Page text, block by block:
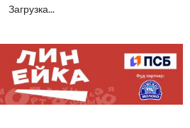
Загрузка...